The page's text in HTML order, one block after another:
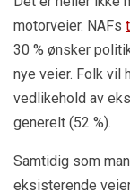
motorveier. NAFs
30 % ønsker
nye veier. Folk vil
vedlikehold av
generelt (52 %).
Samtidig som
eksisterende